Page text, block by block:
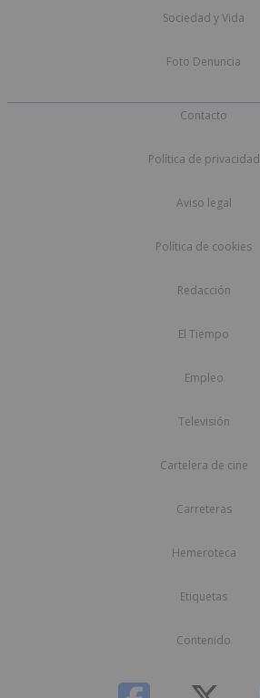
Sociedad y Vida
Foto Denuncia
Contacto
Política de privacidad
Aviso legal
Política de cookies
Redacción
El Tiempo
Empleo
Televisión
Cartelera de cine
Carreteras
Hemeroteca
Etiquetas
Contenido